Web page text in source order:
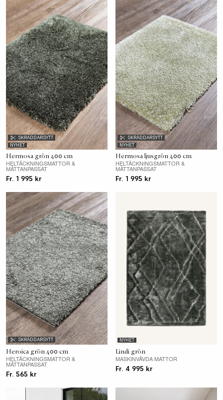
SKRÄDDARSYTT
NYHET
Hermosa grön 400 cm
HELTÄCKNINGSMATTOR &
MÅTTANPASSAT
Fr. 1 995 kr
SKRÄDDARSYTT
NYHET
Hermosa ljusgrön 400 cm
HELTÄCKNINGSMATTOR &
MÅTTANPASSAT
Fr. 1 995 kr
SKRÄDDARSYTT
Heroica grön 400 cm
HELTÄCKNINGSMATTOR &
MÅTTANPASSAT
Fr. 565 kr
NYHET
Lindi grön
MASKINVÄVDA MATTOR
Fr. 4 995 kr